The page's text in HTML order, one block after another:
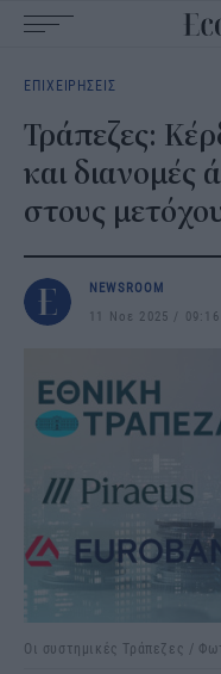
navigation
ΕΠΙΧΕΙΡΗΣΕΙΣ
Τράπεζες:
και διανομές
στους
NEWSROOM
11 Νοε 2025
09:16
Οι συστημικές Τράπεζες /